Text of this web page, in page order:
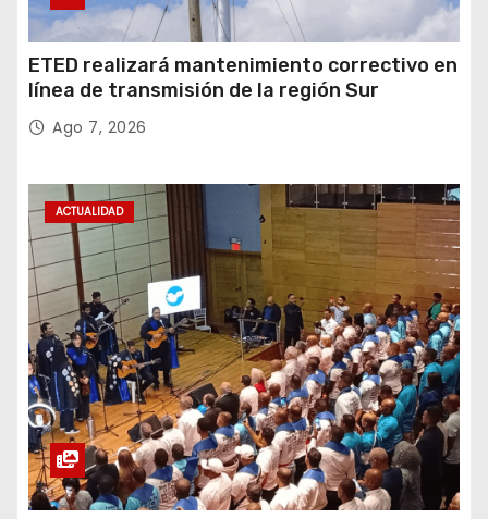
ETED realizará mantenimiento correctivo en
línea de transmisión de la región Sur
Ago 7, 2026
ACTUALIDAD